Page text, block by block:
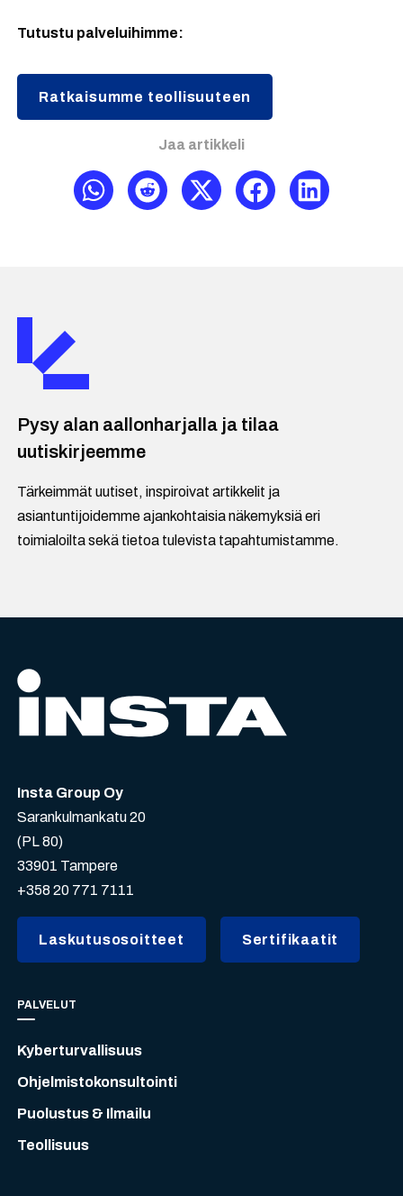
Tutustu palveluihimme:
Ratkaisumme teollisuuteen
Jaa artikkeli
Pysy alan aallonharjalla ja tilaa
uutiskirjeemme
Tärkeimmät uutiset, inspiroivat artikkelit ja
asiantuntijoidemme ajankohtaisia näkemyksiä eri
toimialoilta sekä tietoa tulevista tapahtumistamme.
Insta Group Oy
Sarankulmankatu 20
(PL 80)
33901 Tampere
+358 20 771 7111
Laskutusosoitteet Sertifikaatit
PALVELUT
Kyberturvallisuus
Ohjelmistokonsultointi
Puolustus & Ilmailu
Teollisuus